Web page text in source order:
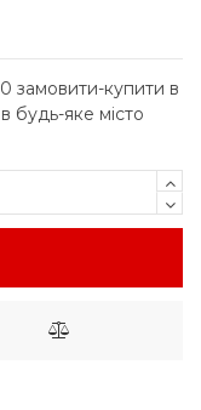
замовити-купити в
будь-яке місто